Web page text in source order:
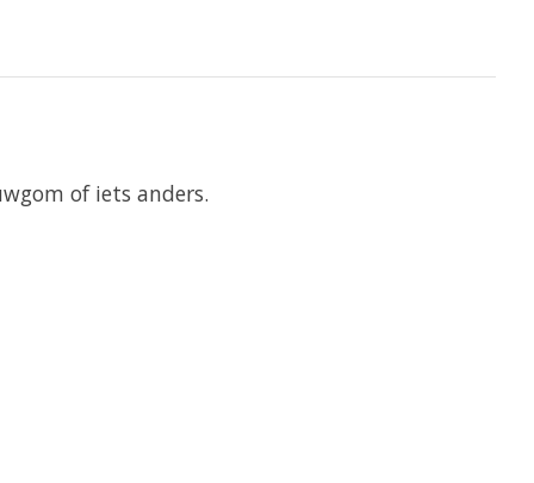
of iets anders.